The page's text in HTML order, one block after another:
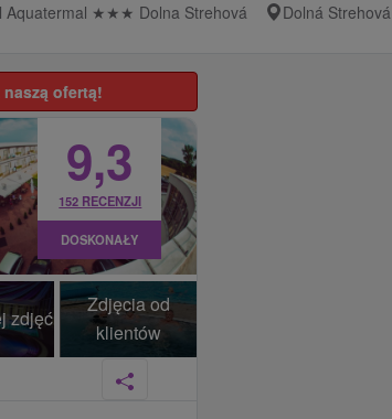
Aquatermal ★ ★ ★ Dolna Strehová Dolná Strehová
ofertą!
zdjęć
Zdjęcia od
klientów
9,3
152 RECENZJI
DOSKONAŁY